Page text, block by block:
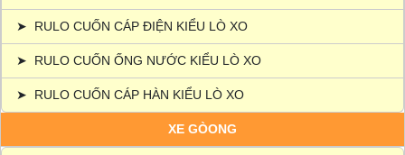
➤ RULO CUỐN CÁP ĐIỆN KIỂU LÒ XO
➤ RULO CUỐN ỐNG NƯỚC KIỂU LÒ XO
➤ RULO CUỐN CÁP HÀN KIỂU LÒ XO
XE GÒONG